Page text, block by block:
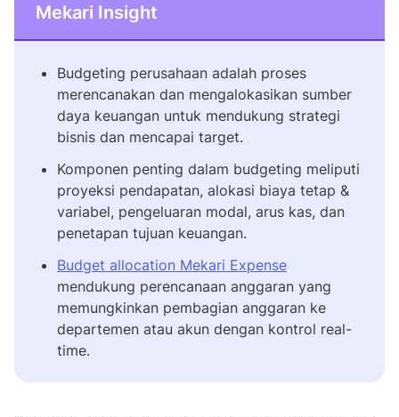
Mekari Insight
Budgeting perusahaan adalah proses
merencanakan dan mengalokasikan sumber
daya keuangan untuk mendukung strategi
bisnis dan mencapai target.
Komponen penting dalam budgeting meliputi
proyeksi pendapatan, alokasi biaya tetap &
variabel, pengeluaran modal, arus kas, dan
penetapan tujuan keuangan.
Budget allocation Mekari Expense
mendukung perencanaan anggaran yang
memungkinkan pembagian anggaran ke
departemen atau akun dengan kontrol real-
time.